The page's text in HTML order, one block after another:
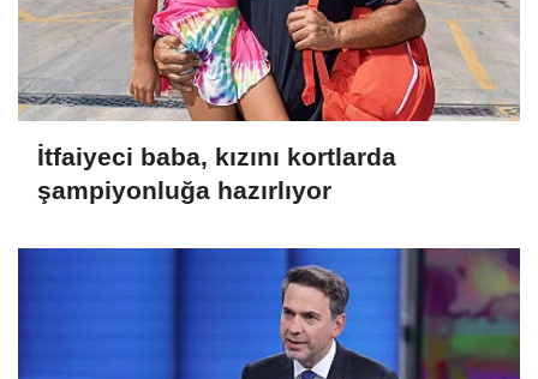
İtfaiyeci baba, kızını kortlarda
şampiyonluğa hazırlıyor